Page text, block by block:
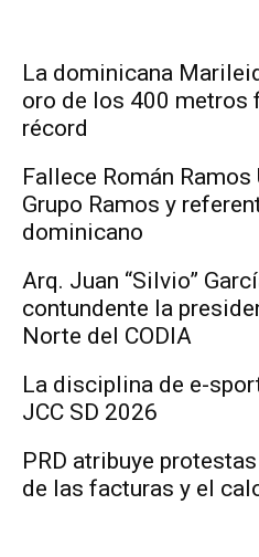
La dominicana
oro de los 400 metros
récord
Fallece Román
Grupo Ramos y
dominicano
Arq. Juan “Silvio”
contundente la
Norte del CODIA
La disciplina de e-
JCC SD 2026
PRD atribuye
de las facturas y el